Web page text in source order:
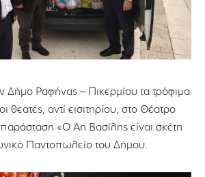
Δήμο Ραφήνας – Πικερμίου τα τρόφιμα
αντί εισιτηρίου, στο Θέατρο
«Ο Άη Βασίλης είναι σκέτη
Παντοπωλείο του Δήμου.